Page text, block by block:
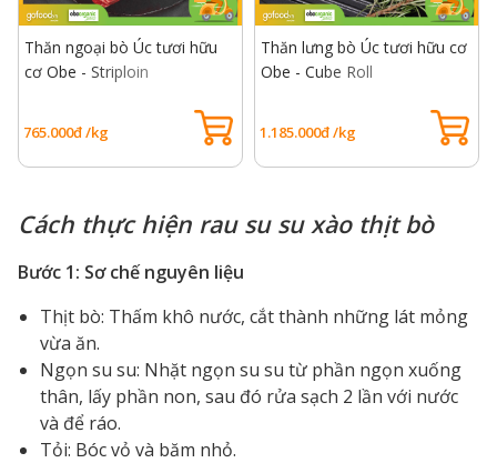
Thăn ngoại bò Úc tươi hữu
cơ Obe - Striploin
765.000đ /kg
Thăn lưng bò Úc tươi hữu cơ
Obe - Cube Roll
1.185.000đ /kg
Cách thực hiện rau su su xào thịt bò
Bước 1: Sơ chế nguyên liệu
Thịt bò: Thấm khô nước, cắt thành những lát mỏng
vừa ăn.
Ngọn su su: Nhặt ngọn su su từ phần ngọn xuống
thân, lấy phần non, sau đó rửa sạch 2 lần với nước
và để ráo.
Tỏi: Bóc vỏ và băm nhỏ.